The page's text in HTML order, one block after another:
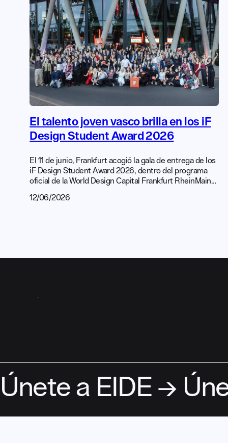
El talento joven vasco brilla en los iF
Design Student Award 2026
El 11 de junio, Frankfurt acogió la gala de entrega de los
iF Design Student Award 2026, dentro del programa
oficial de la World Design Capital Frankfurt RheinMain
destacar a nivel internacional con el reconocimiento a
12/06/2026
Únete a EIDE →